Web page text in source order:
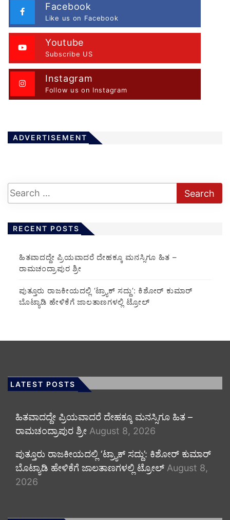
Facebook
Like us on Facebook
Youtube
Subscribe US
Instagram
Follow us on Instagram
ADVERTISEMENT
RECENT POSTS
ಹಿತವಾದದ್ದೇ ಪ್ರಿಯವಾದರೆ ದೇಹಕ್ಕೂ ಮನಸ್ಸಿಗೂ ಹಿತ –
ರಾಮಚಂದ್ರಾಪುರ ಶ್ರೀ
ಪುತ್ತೂರು ರಾಜಕೀಯದಲ್ಲಿ ‘ಟ್ರ್ಯಾಕ್ ಸದ್ದು’: ಕಿಶೋರ್ ಕುಮಾರ್
ಬೊಟ್ಯಾಡಿ ಹೇಳಿಕೆಗೆ ಜಾಲತಾಣಗಳಲ್ಲಿ ಟ್ರೋಲ್
LATEST POSTS
ಹಿತವಾದದ್ದೇ ಪ್ರಿಯವಾದರೆ ದೇಹಕ್ಕೂ ಮನಸ್ಸಿಗೂ ಹಿತ –
ರಾಮಚಂದ್ರಾಪುರ ಶ್ರೀ August 8, 2026
ಪುತ್ತೂರು ರಾಜಕೀಯದಲ್ಲಿ ‘ಟ್ರ್ಯಾಕ್ ಸದ್ದು’: ಕಿಶೋರ್ ಕುಮಾರ್
ಬೊಟ್ಯಾಡಿ ಹೇಳಿಕೆಗೆ ಜಾಲತಾಣಗಳಲ್ಲಿ ಟ್ರೋಲ್ August 8,
2026